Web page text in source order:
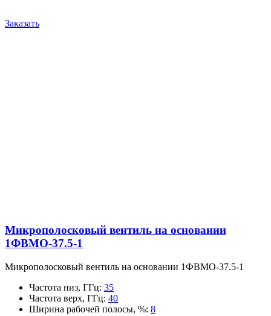
Заказать
Микрополосковый вентиль на основании
1ФВМO-37.5-1
Микрополосковый вентиль на основании 1ФВМO-37.5-1
Частота низ, ГГц: 35
Частота верх, ГГц: 40
Ширина рабочей полосы, %: 8